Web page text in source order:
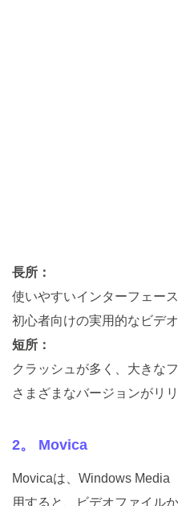
長所：
使いやすいインターフェー
初心者向けの実用的なビデ
短所：
クラッシュが多く、大きな
さまざまなバージョンがリ
2。 Movica
Movicaは、Windows Media
用すると、ビデオファイル